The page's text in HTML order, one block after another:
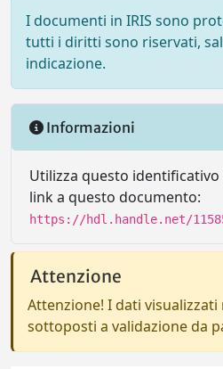
I documenti in IRIS sono
tutti i diritti sono riservati,
indicazione.
Informazioni
Utilizza questo
link a questo documento:
https://hdl.handle.net/
Attenzione
Attenzione! I dati
sottoposti a validazione da